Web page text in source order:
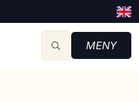
MENY